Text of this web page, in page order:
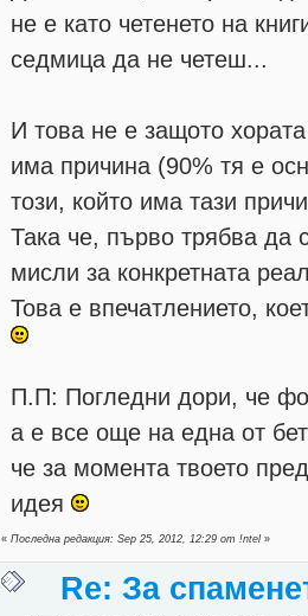
не е като четенето на
седмица да не четеш...
И това не е защото
има причина (90% тя е
този, който има тази
Така че, първо трябва да
мисли за конкретната
Това е впечатлението,
П.П: Погледни дори, че
а е все още на една от
че за момента твоето
идея
«Последна редакция: Sep 25, 2012, 12:29 от !ntel »
Re: За